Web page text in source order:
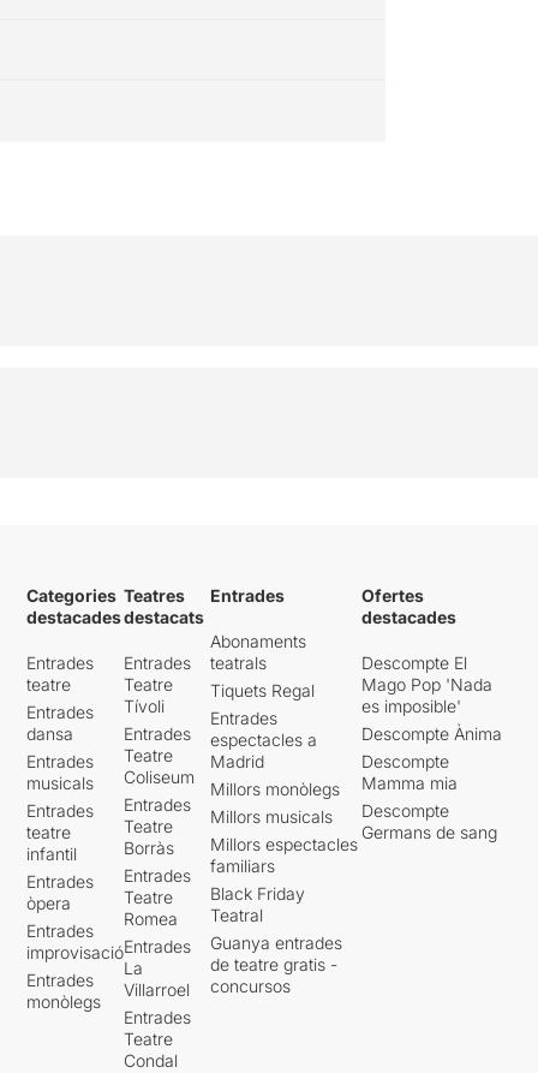
Categories
destacades
Entrades
teatre
Entrades
dansa
Entrades
musicals
Entrades
teatre
infantil
Entrades
òpera
Entrades
improvisació
Entrades
monòlegs
Teatres
destacats
Entrades
Teatre
Tívoli
Entrades
Teatre
Coliseum
Entrades
Teatre
Borràs
Entrades
Teatre
Romea
Entrades
La
Villarroel
Entrades
Teatre
Condal
Entrades
Abonaments
teatrals
Tiquets Regal
Entrades
espectacles a
Madrid
Millors monòlegs
Millors musicals
Millors espectacles
familiars
Black Friday
Teatral
Guanya entrades
de teatre gratis -
concursos
Ofertes
destacades
Descompte El
Mago Pop 'Nada
es imposible'
Descompte Ànima
Descompte
Mamma mia
Descompte
Germans de sang